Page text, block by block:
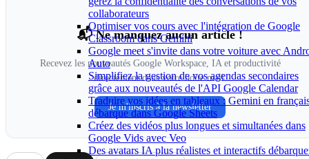
collaborateurs
Optimiser vos cours avec l'intégration de Google
Classroom dans Gemini
Google meet s'invite dans votre voiture avec
Auto
Simplifiez la gestion de vos agendas secondaires
grâce aux nouveautés de l'API Google Calendar
Traduire vos idées en tableaux : Gemini en
débarque dans Google Sheets
Créez des vidéos plus longues et simultanées dans
Google Vids avec Veo
Des avatars IA plus réalistes et interactifs
📬 Ne manquez aucun article !
Recevez les nouveautés Google Workspace, IA et productivité
directement dans votre boîte mail.
Je m'inscris à la newsletter